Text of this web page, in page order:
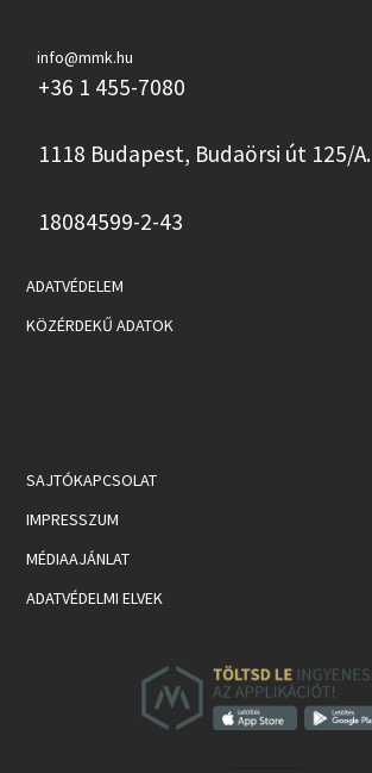
info@mmk.hu
+36 1 455-7080
1118 Budapest, Budaörsi út 125/A.
18084599-2-43
ADATVÉDELEM
KÖZÉRDEKŰ ADATOK
SAJTÓKAPCSOLAT
IMPRESSZUM
MÉDIAAJÁNLAT
ADATVÉDELMI ELVEK